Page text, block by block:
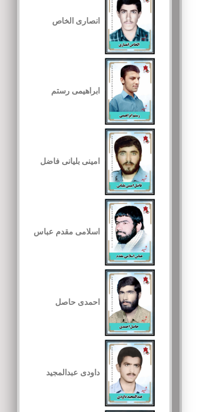
انصاری الخاص
ابراهیمی رستم
امینی بلیانی فاضل
اسلامی مقدم عباس
احمدی حاصل
داودی عبدالمجید